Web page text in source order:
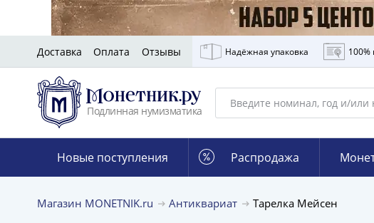
Доставка Оплата Отзывы Надёжная упаковка
Подлинная нумизматика
Новые поступления Распродажа
Магазин MONETNIK.ru Антиквариат Тарелка Мейсен